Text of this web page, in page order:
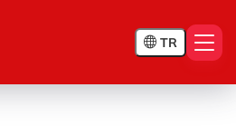
TR